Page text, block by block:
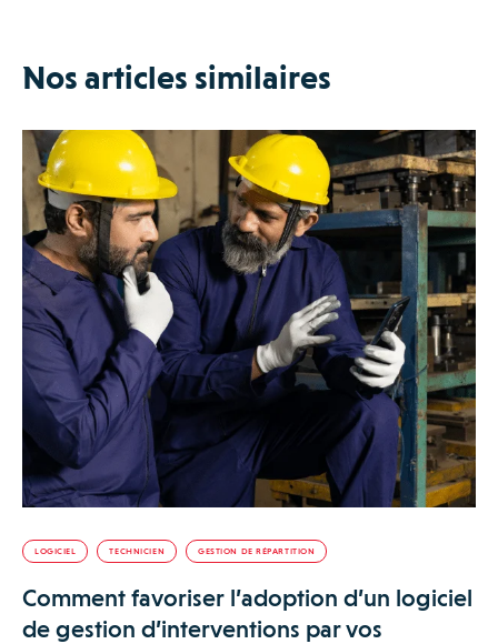
Nos articles similaires
LOGICIEL TECHNICIEN GESTION DE RÉPARTITION
Comment favoriser l’adoption d’un logiciel
de gestion d’interventions par vos